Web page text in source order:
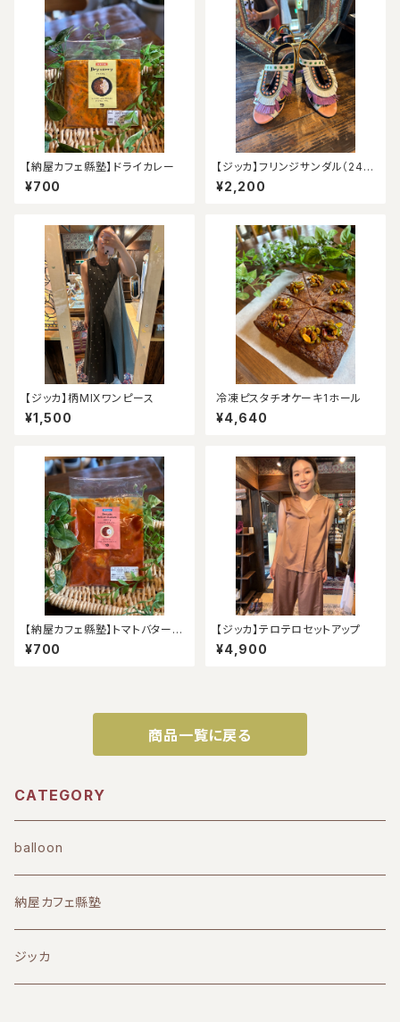
【納屋カフェ縣塾】ドライカレー
¥700
【ジッカ】フリンジサンダル（24.
5）
¥2,200
【ジッカ】柄MIXワンピース
¥1,500
冷凍ピスタチオケーキ1ホール
¥4,640
【納屋カフェ縣塾】トマトバターチ
キンカレー
¥700
【ジッカ】テロテロセットアップ
¥4,900
商品一覧に戻る
CATEGORY
balloon
納屋カフェ縣塾
ジッカ